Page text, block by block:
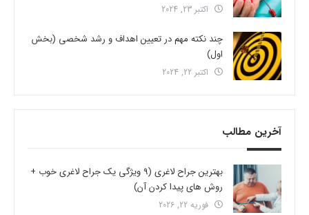
اکتبر 23, 2024
چند نکته مهم در تعیین اهداف و رشد شخصی (بخش
اول)
اکتبر 22, 2024
آخرین مطالب
بهترین جراح لاغری (9 ویژگی یک جراح لاغری خوب +
روش های پیدا کردن آن)
فوریه 22, 2026